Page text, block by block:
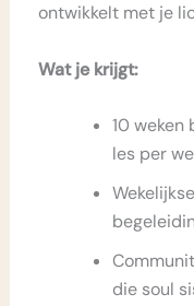
ontwikkelt met je
Wat je krijgt:
10 weken
les per
die soul